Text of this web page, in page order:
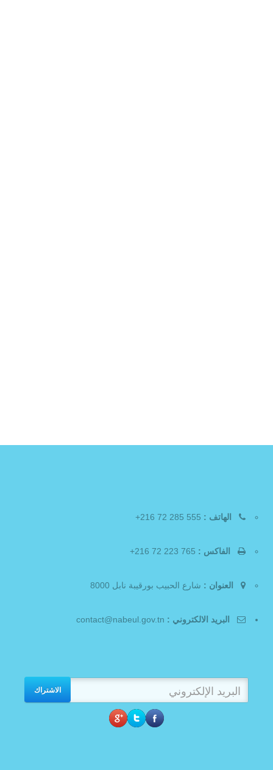
الهاتف :
الفاكس :
العنوان : شارع الحبيب بورقيبة نابل 8000
البريد الالكتروني :
الاشتراك